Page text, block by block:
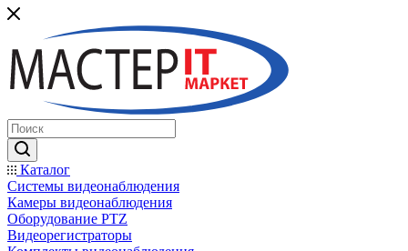
Каталог
Системы видеонаблюдения
Камеры видеонаблюдения
Оборудование PTZ
Видеорегистраторы